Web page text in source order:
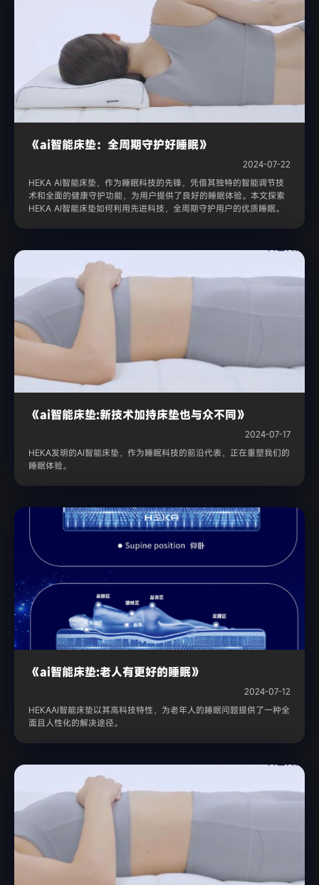
《ai智能床垫：全周期守护好睡眠》
2024-07-22
HEKA AI智能床垫，作为睡眠科技的先锋，凭借其独特的智能调节技
术和全面的健康守护功能，为用户提供了良好的睡眠体验。本文探索
HEKA AI智能床垫如何利用先进科技，全周期守护用户的优质睡眠。
《ai智能床垫:新技术加持床垫也与众不同》
2024-07-17
HEKA发明的AI智能床垫，作为睡眠科技的前沿代表，正在重塑我们的
睡眠体验。
《ai智能床垫:老人有更好的睡眠》
2024-07-12
HEKAAI智能床垫以其高科技特性，为老年人的睡眠问题提供了一种全
面且人性化的解决途径。